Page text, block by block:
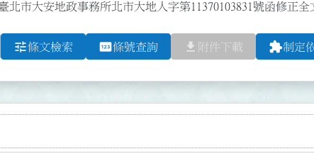
北市大安地政事務所北市大地人字第11370103831號函修正
tune條文檢索 pin條號查詢 file_download 附件下載 extension制定